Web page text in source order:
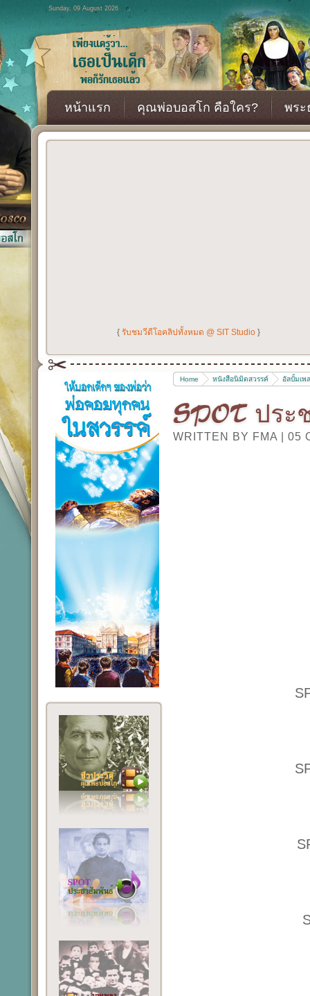
Sunday, 09 August 2026
หน้าแรก คุณพ่อบอสโก คือใคร? พระ
{ รับชมวีดีโอคลิปทั้งหมด @ SIT Studio }
Home หนังสือนิมิตสวรรค์ อัลบั้มเพ
SPOT ประ
WRITTEN BY FMA 05